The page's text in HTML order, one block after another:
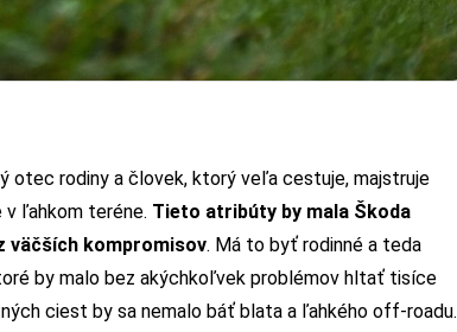
otec rodiny a človek, ktorý veľa cestuje, majstruje
v ľahkom teréne. Tieto atribúty by mala Škoda
väčších kompromisov. Má to byť rodinné a teda
by malo bez akýchkoľvek problémov hltať tisíce
ciest by sa nemalo báť blata a ľahkého off-roadu.